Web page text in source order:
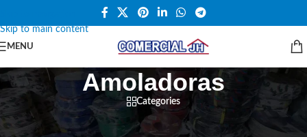
Skip to main content
MENU
Amoladoras
Categories
Inicio
Ferretería Amoladoras Mostrando los 3 resultados